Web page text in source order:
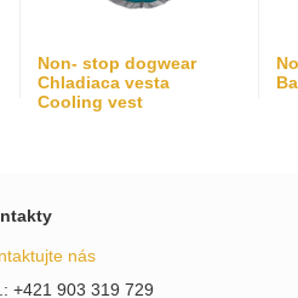
Non- stop dogwear
Chladiaca vesta
Cooling vest
nás
+421 903 319 729